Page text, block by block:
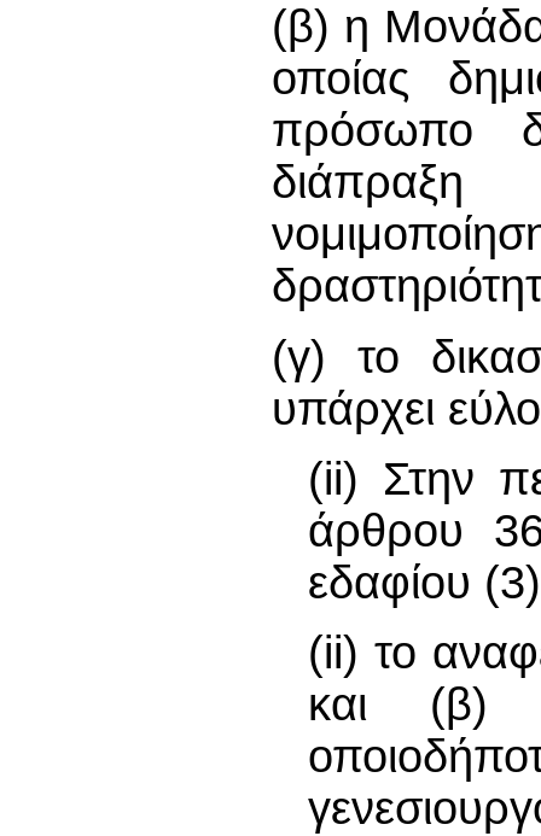
(β) η Μονάδα
οποίας
πρόσωπο
(γ) το
υπάρχει
(ii) Στην
άρθρου 36
εδαφίου
(ii) το
και (β)